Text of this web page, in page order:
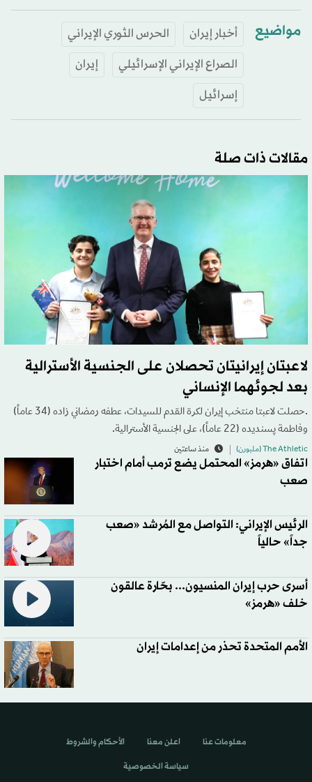
مواضيع أخبار إيران
الحرس الثوري الإيراني
الصراع الإيراني الإسرائيلي
إيران
إسرائيل
مقالات ذات صلة
لاعبتان إيرانيتان تحصلان على الجنسية الأسترالية
بعد لجوئهما الإنساني
.حصلت لاعبتا منتخب إيران لكرة القدم للسيدات، عطفه رمضاني زاده (34 عاماً)
وفاطمة پسنديده (22 عاماً)، على الجنسية الأسترالية.
The Athletic (ملبورن) منذ ساعتين
اتفاق «هرمز» المحتمل يضع ترمب أمام اختبار
صعب
الرئيس الإيراني: التواصل مع المُرشد «صعب
جداً» حالياً
أسرى حرب إيران المنسيون... بحّارة عالقون
خلف «هرمز»
الأمم المتحدة تحذر من إعدامات إيران
معلومات عنا اعلن معنا الأحكام والشروط
سياسة الخصوصية